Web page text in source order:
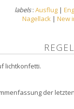
labels: Ausflug|
Nagellack | New
lichtkonfetti.
der